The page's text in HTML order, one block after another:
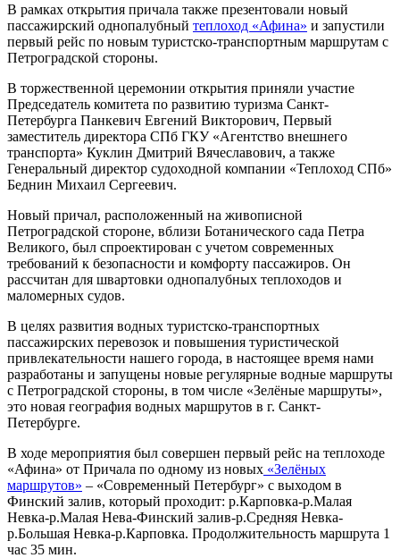
В рамках открытия причала также презентовали новый
пассажирский однопалубный теплоход «Афина» и запустили
первый рейс по новым туристско-транспортным маршрутам с
Петроградской стороны.
В торжественной церемонии открытия приняли участие
Председатель комитета по развитию туризма Санкт-
Петербурга Панкевич Евгений Викторович, Первый
заместитель директора СПб ГКУ «Агентство внешнего
транспорта» Куклин Дмитрий Вячеславович, а также
Генеральный директор судоходной компании «Теплоход СПб»
Беднин Михаил Сергеевич.
Новый причал, расположенный на живописной
Петроградской стороне, вблизи Ботанического сада Петра
Великого, был спроектирован с учетом современных
требований к безопасности и комфорту пассажиров. Он
рассчитан для швартовки однопалубных теплоходов и
маломерных судов.
В целях развития водных туристско-транспортных
пассажирских перевозок и повышения туристической
привлекательности нашего города, в настоящее время нами
разработаны и запущены новые регулярные водные маршруты
с Петроградской стороны, в том числе «Зелёные маршруты»,
это новая география водных маршрутов в г. Санкт-
Петербурге.
В ходе мероприятия был совершен первый рейс на теплоходе
«Афина» от Причала по одному из новых «Зелёных
маршрутов» – «Современный Петербург» с выходом в
Финский залив, который проходит: р.Карповка-р.Малая
Невка-р.Малая Нева-Финский залив-р.Средняя Невка-
р.Большая Невка-р.Карповка. Продолжительность маршрута 1
час 35 мин.